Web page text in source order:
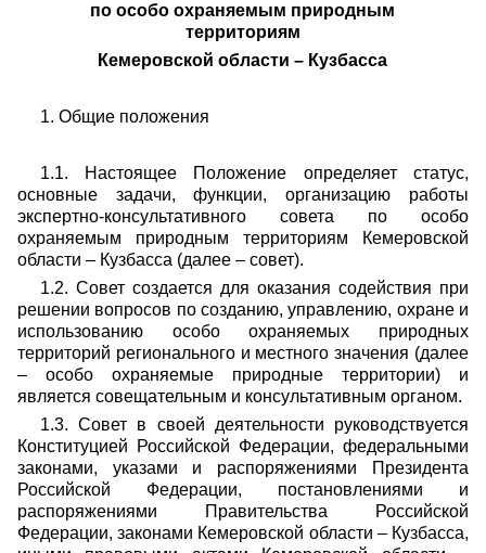
по особо охраняемым природным
территориям
Кемеровской области – Кузбасса
1. Общие положения
1.1. Настоящее Положение определяет статус,
основные задачи, функции, организацию работы
экспертно-консультативного совета по особо
охраняемым природным территориям Кемеровской
области – Кузбасса (далее – совет).
1.2. Совет создается для оказания содействия при
решении вопросов по созданию, управлению, охране и
использованию особо охраняемых природных
территорий регионального и местного значения (далее
– особо охраняемые природные территории) и
является совещательным и консультативным органом.
1.3. Совет в своей деятельности руководствуется
Конституцией Российской Федерации, федеральными
законами, указами и распоряжениями Президента
Российской Федерации, постановлениями и
распоряжениями Правительства Российской
Федерации, законами Кемеровской области – Кузбасса,